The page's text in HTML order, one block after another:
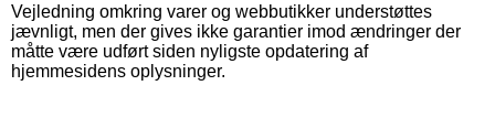
Vejledning omkring varer og webbutikker understøttes
jævnligt, men der gives ikke garantier imod ændringer der
måtte være udført siden nyligste opdatering af
hjemmesidens oplysninger.